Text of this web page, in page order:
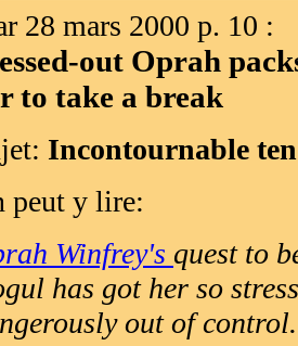
28 mars 2000 p. 10 :
out Oprah
to take a break
Incontournable
peut y lire:
Winfrey's quest to
has got her so
out of control.